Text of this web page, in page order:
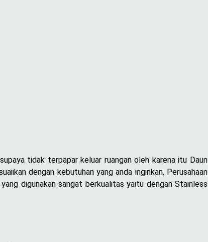
tidak terpapar keluar ruangan oleh karena itu Daun
dengan kebutuhan yang anda inginkan. Perusahaan
digunakan sangat berkualitas yaitu dengan Stainless